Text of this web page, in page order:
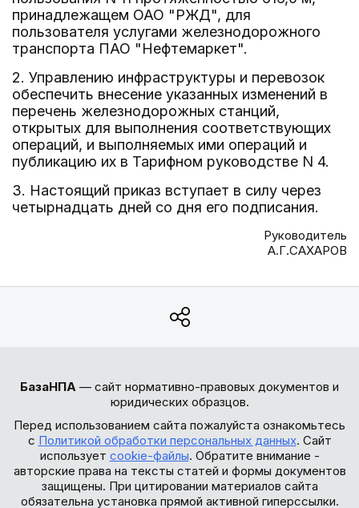
принадлежащем ОАО "РЖД", для
пользователя услугами железнодорожного
транспорта ПАО "Нефтемаркет".
2. Управлению инфраструктуры и перевозок
обеспечить внесение указанных изменений в
перечень железнодорожных станций,
открытых для выполнения соответствующих
операций, и выполняемых ими операций и
публикацию их в Тарифном руководстве N 4.
3. Настоящий приказ вступает в силу через
четырнадцать дней со дня его подписания.
Руководитель
А.Г.САХАРОВ
БазаНПА — сайт нормативно-правовых документов и
юридических образцов.
Перед использованием сайта пожалуйста ознакомьтесь
с Политикой обработки персональных данных. Сайт
использует cookie-файлы. Обратите внимание -
авторские права на тексты статей и формы документов
защищены. При цитировании материалов сайта
обязательна установка прямой активной гиперссылки.